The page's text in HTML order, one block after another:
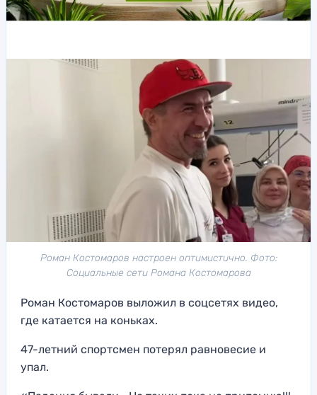
Роман Костомаров настроен оптимистично. Фото:
Социальные сети Романа Костомарова
Роман Костомаров выложил в соцсетях видео,
где катается на коньках.
47-летний спортсмен потерял равновесие и
упал.